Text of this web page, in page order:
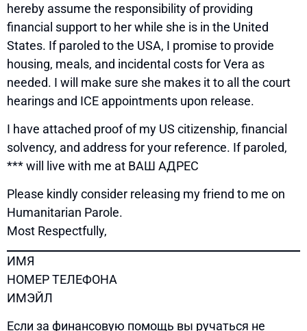
hereby assume the responsibility of providing
financial support to her while she is in the United
States. If paroled to the USA, I promise to provide
housing, meals, and incidental costs for Vera as
needed. I will make sure she makes it to all the court
hearings and ICE appointments upon release.
I have attached proof of my US citizenship, financial
solvency, and address for your reference. If paroled,
*** will live with me at ВАШ АДРЕС
Please kindly consider releasing my friend to me on
Humanitarian Parole.
Most Respectfully,
ИМЯ
НОМЕР ТЕЛЕФОНА
ИМЭЙЛ
Если за финансовую помощь вы ручаться не